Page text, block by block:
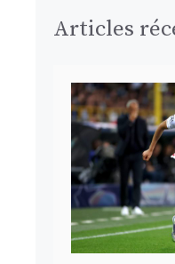
Articles